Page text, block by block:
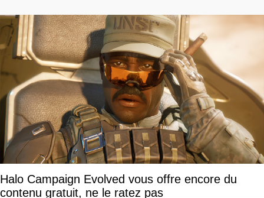
Halo Campaign Evolved vous offre encore du
contenu gratuit, ne le ratez pas